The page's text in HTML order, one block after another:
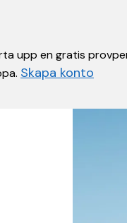
upp en gratis
Skapa konto